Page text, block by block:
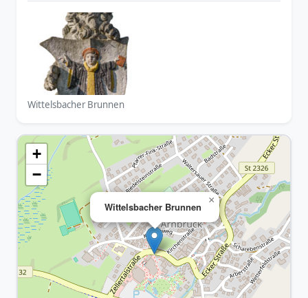
Wittelsbacher Brunnen
Wittelsbacher Brunnen
×
+
−